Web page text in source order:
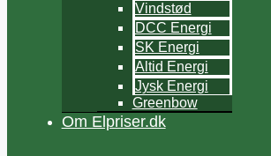
Vindstød
DCC Energi
SK Energi
Altid Energi
Jysk Energi
Greenbow
Om Elpriser.dk